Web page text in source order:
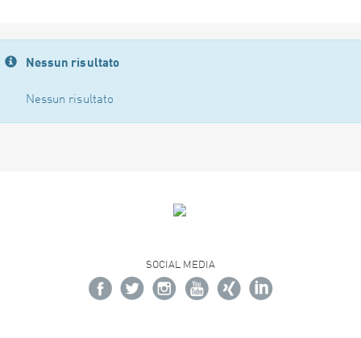
Nessun risultato
Nessun risultato
SOCIAL MEDIA